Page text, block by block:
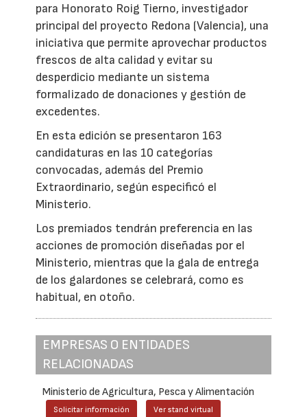
para Honorato Roig Tierno, investigador
principal del proyecto Redona (Valencia), una
iniciativa que permite aprovechar productos
frescos de alta calidad y evitar su
desperdicio mediante un sistema
formalizado de donaciones y gestión de
excedentes.
En esta edición se presentaron 163
candidaturas en las 10 categorías
convocadas, además del Premio
Extraordinario, según especificó el
Ministerio.
Los premiados tendrán preferencia en las
acciones de promoción diseñadas por el
Ministerio, mientras que la gala de entrega
de los galardones se celebrará, como es
habitual, en otoño.
EMPRESAS O ENTIDADES
RELACIONADAS
Ministerio de Agricultura, Pesca y Alimentación
Solicitar información Ver stand virtual